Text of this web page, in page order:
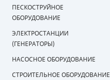
ПЕСКОСТРУЙНОЕ
ОБОРУДОВАНИЕ
ЭЛЕКТРОСТАНЦИИ
(ГЕНЕРАТОРЫ)
НАСОСНОЕ ОБОРУДОВАНИЕ
СТРОИТЕЛЬНОЕ ОБОРУДОВАНИЕ